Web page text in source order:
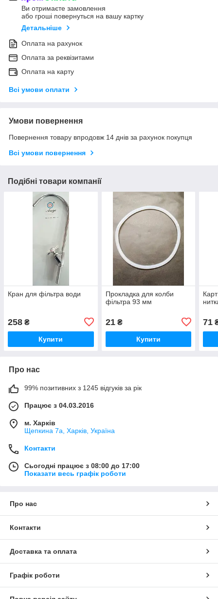
Ви отримаєте замовлення
або гроші повернуться на вашу картку
Детальніше
Оплата на рахунок
Оплата за реквізитами
Оплата на карту
Всі умови оплати
Умови повернення
Повернення товару впродовж 14 днів за рахунок покупця
Всі умови повернення
Подібні товари компанії
Кран для фільтра води
258 ₴
Купити
Прокладка для колби
фільтра 93 мм
21₴
Купити
71
Про нас
99% позитивних з 1245 відгуків за рік
Працює з 04.03.2016
м. Харків
Щепкина 7а, Харків, Україна
Контакти
Сьогодні працює з 08:00 до 17:00
Показати весь графік роботи
Про нас
Контакти
Доставка та оплата
Графік роботи